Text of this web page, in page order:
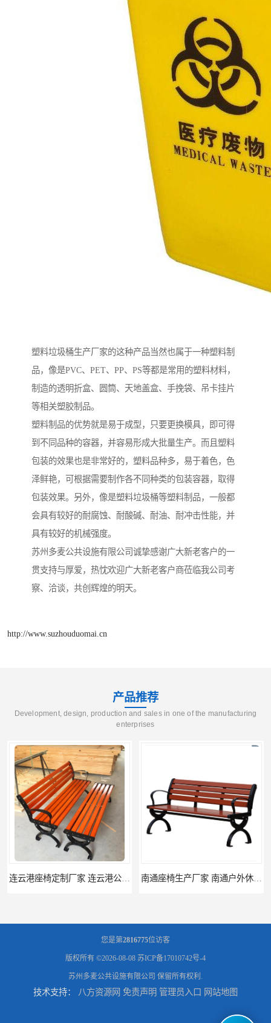
塑料垃圾桶生产厂家的这种产品当然也属于一种塑料制
品，像是PVC、PET、PP、PS等都是常用的塑料材料，
制造的透明折盒、圆筒、天地盖盒、手挽袋、吊卡挂片
等相关塑胶制品。
塑料制品的优势就是易于成型，只要更换模具，即可得
到不同品种的容器，并容易形成大批量生产。而且塑料
包装的效果也是非常好的，塑料品种多，易于着色，色
泽鲜艳，可根据需要制作各不同种类的包装容器，取得
包装效果。另外，像是塑料垃圾桶等塑料制品，一般都
会具有较好的耐腐蚀、耐酸碱、耐油、耐冲击性能，并
具有较好的机械强度。
苏州多麦公共设施有限公司诚挚感谢广大新老客户的一
贯支持与厚爱，热忱欢迎广大新老客户商莅临我公司考
察、洽谈，共创辉煌的明天。
http://www.suzhouduomai.cn
产品推荐
Development, design, production and sales in one of the manufacturing
enterprises
连云港座椅定制厂家 连云港公园座椅制品厂 连云港景区休闲座椅定做价格 南通座椅生产厂家 南通户外休闲椅制品厂 南通公园座椅定制价格
您是第2816775位访客
版权所有 ©2026-08-08 苏ICP备17010742号-4
苏州多麦公共设施有限公司 保留所有权利.
技术支持： 八方资源网 免责声明 管理员入口 网站地图